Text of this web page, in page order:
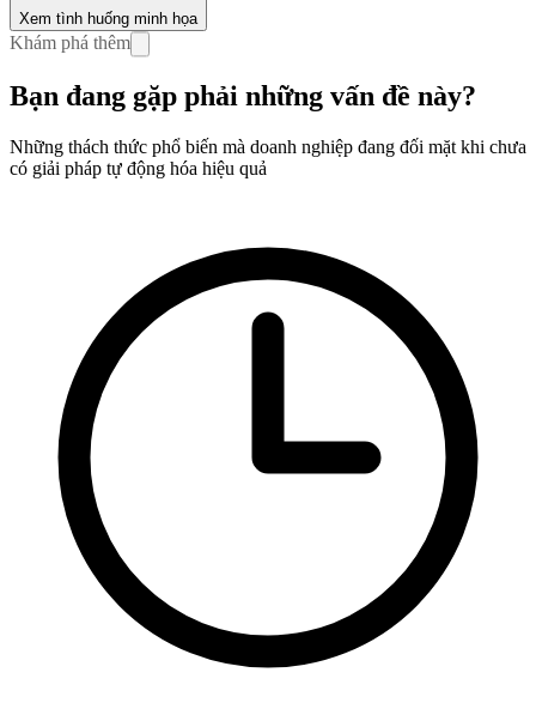
Xem tình huống minh họa
Khám phá thêm
Bạn đang gặp phải những vấn đề này?
Những thách thức phổ biến mà doanh nghiệp đang đối mặt khi chưa
có giải pháp tự động hóa hiệu quả